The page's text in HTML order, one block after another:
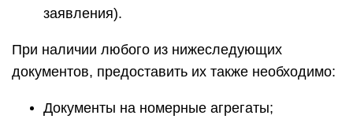
заявления).
При наличии любого из нижеследующих
документов, предоставить их также необходимо:
Документы на номерные агрегаты;